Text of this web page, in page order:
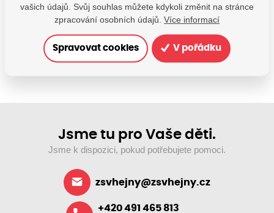
Kontaktujte nás
SDÍLEJTE:
Jsme tu pro Vaše děti.
Jsme k dispozici, pokud potřebujete pomoci.
zsvhejny@zsvhejny.cz
+420 491 465 813
vašich údajů. Svůj souhlas můžete kdykoli změnit na stránce
zpracování osobních údajů. Více informací
Spravovat cookies V pořádku